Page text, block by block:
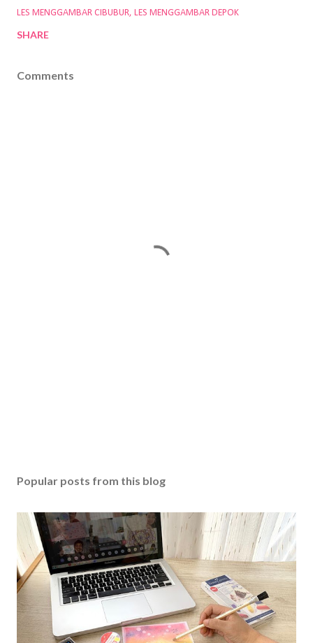
LES MENGGAMBAR CIBUBUR LES MENGGAMBAR DEPOK
SHARE
Comments
Popular posts from this blog